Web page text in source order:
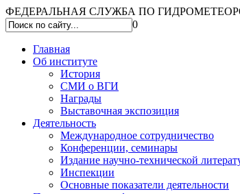
ФЕДЕРАЛЬНАЯ СЛУЖБА ПО
0
Главная
Об институте
История
СМИ о ВГИ
Награды
Выставочная экспозиция
Деятельность
Международное сотрудничество
Конференции, семинары
Издание научно-технической
Инспекции
Основные показатели деятельности